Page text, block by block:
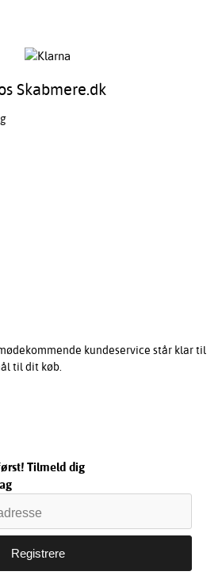
Skabmere.dk
kundeservice står klar til
til dit køb.
Tilmeld dig